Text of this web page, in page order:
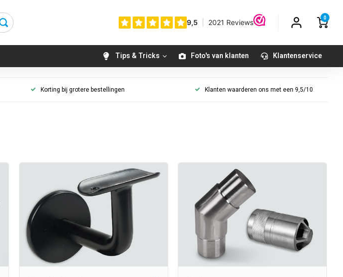
0
Tips & Tricks Foto's van klanten Klantenservice
Korting bij grotere bestellingen Klanten waarderen ons met een 9,5/10